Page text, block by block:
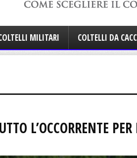
MILITARI COLTELLI DA
L’OCCORRENTE PER